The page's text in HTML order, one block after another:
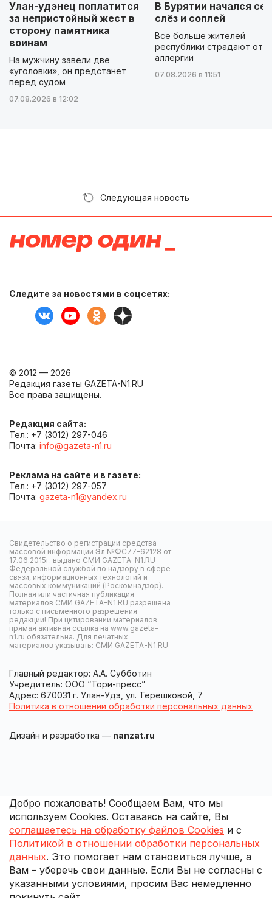
Улан-удэнец поплатится
за непристойный жест в
сторону памятника
воинам
На мужчину завели две
«уголовки», он предстанет
перед судом
07.08.2026 в 12:02
В Бурятии начался
слёз и соплей
Все больше жителей
республики страдают от
аллергии
07.08.2026 в 11:51
Следующая новость
Следите за новостями в соцсетях:
© 2012 — 2026
Редакция газеты GAZETA-N1.RU
Все права защищены.
Редакция сайта:
Тел.: +7 (3012) 297-046
Почта: info@gazeta-n1.ru
Реклама на сайте и в газете:
Тел.: +7 (3012) 297-057
Почта: gazeta-n1@yandex.ru
Свидетельство о регистрации средства
массовой информации Эл №ФС77-62128 от
17.06.2015г. выдано СМИ GAZETA-N1.RU
Федеральной службой по надзору в сфере
связи, информационных технологий и
массовых коммуникаций (Роскомнадзор).
Полная или частичная публикация
материалов СМИ GAZETA-N1.RU разрешена
только с письменного разрешения
редакции! При цитировании материалов
прямая активная ссылка на www.gazeta-
n1.ru обязательна. Для печатных
материалов указывать: СМИ GAZETA-N1.RU
Главный редактор: А.А. Субботин
Учредитель: ООО “Тори-пресс”
Адрес: 670031 г. Улан-Удэ, ул. Терешковой, 7
Политика в отношении обработки персональных данных
Дизайн и разработка — nanzat.ru
Добро пожаловать! Сообщаем Вам, что мы
используем Cookies. Оставаясь на сайте, Вы
соглашаетесь на обработку файлов Cookies и с
Политикой в отношении обработки персональных
данных. Это помогает нам становиться лучше, а
Вам – уберечь свои данные. Если Вы не согласны с
указанными условиями, просим Вас немедленно